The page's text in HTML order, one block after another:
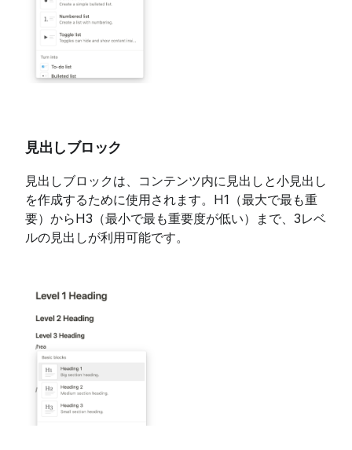
見出しブロック
見出しブロックは、コンテンツ内に見出しと小見出し
を作成するために使用されます。H1（最大で最も重
要）からH3（最小で最も重要度が低い）まで、3レベ
ルの見出しが利用可能です。